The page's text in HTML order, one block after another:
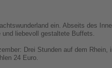
ein. Abseits des
liebevoll gestaltete Buffets.
Drei Stunden auf dem Rhein,
24 Euro.